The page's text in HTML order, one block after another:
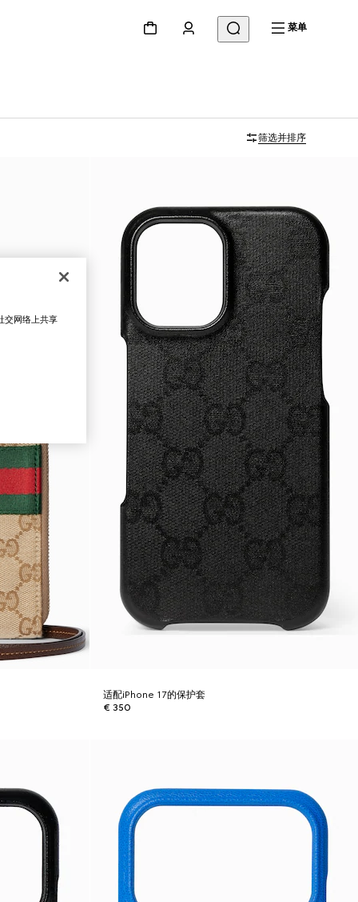
菜单
筛选并排序
适配iPhone 17的保护套
€ 350
交网络上共享